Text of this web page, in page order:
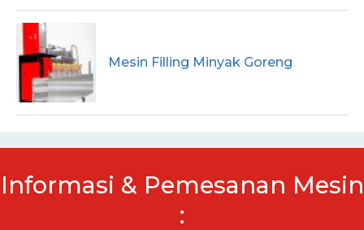
Mesin Filling Minyak Goreng
Informasi & Pemesanan Mesin
: